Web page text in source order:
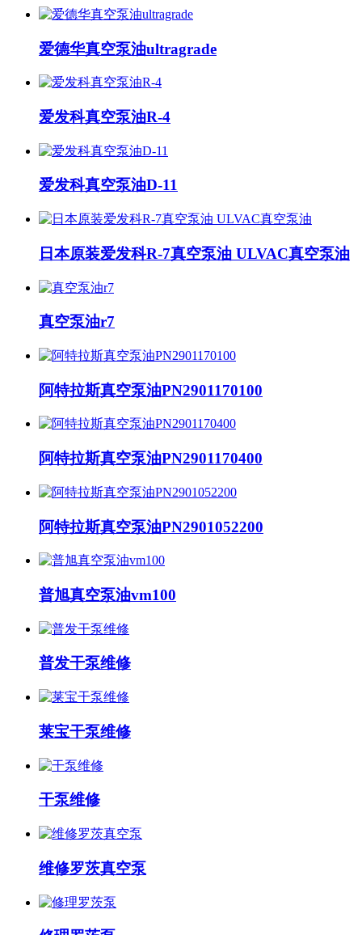
爱德华真空泵油ultragrade
爱发科真空泵油R-4
爱发科真空泵油D-11
日本原装爱发科R-7真空泵油 ULVAC真空泵油
真空泵油r7
阿特拉斯真空泵油PN2901170100
阿特拉斯真空泵油PN2901170400
阿特拉斯真空泵油PN2901052200
普旭真空泵油vm100
普发干泵维修
莱宝干泵维修
干泵维修
维修罗茨真空泵